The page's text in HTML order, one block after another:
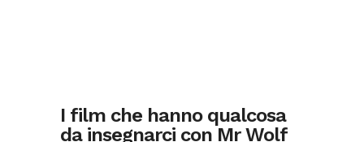
I film che hanno qualcosa
da insegnarci con Mr Wolf